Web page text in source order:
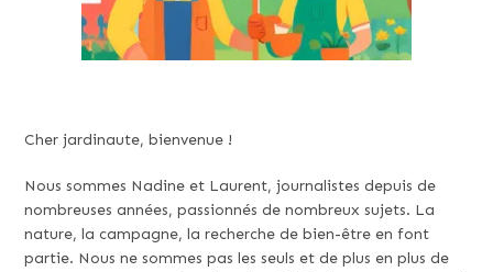
Cher jardinaute, bienvenue !
Nous sommes Nadine et Laurent, journalistes depuis de
nombreuses années, passionnés de nombreux sujets. La
nature, la campagne, la recherche de bien-être en font
partie. Nous ne sommes pas les seuls et de plus en plus de